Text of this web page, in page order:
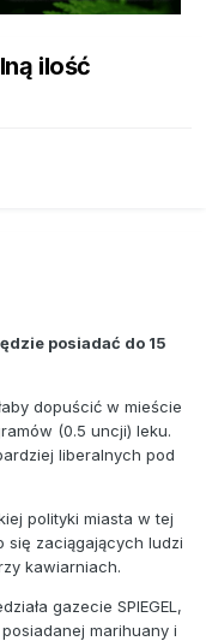
ilość
posiadać do 15
dopuścić w mieście
(0.5 uncji) leku.
liberalnych pod
polityki miasta w tej
się zaciągających ludzi
kawiarniach.
gazecie SPIEGEL,
marihuany i